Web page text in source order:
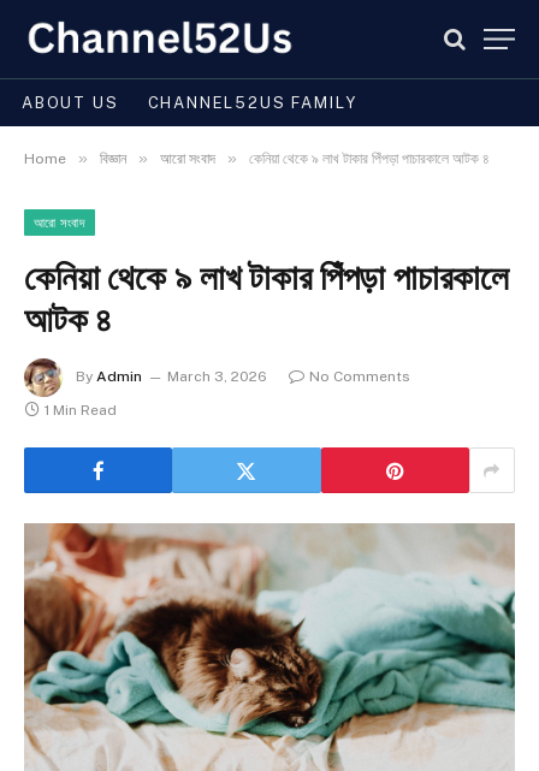
ABOUT US CHANNEL52US FAMILY
Home » বিজ্ঞান » আরো সংবাদ » কেনিয়া থেকে ৯ লাখ টাকার পিঁপড়া পাচারকালে আটক ৪
আরো সংবাদ
কেনিয়া থেকে ৯ লাখ টাকার পিঁপড়া পাচারকালে
আটক ৪
By Admin March 3, 2026
No Comments
1 Min Read